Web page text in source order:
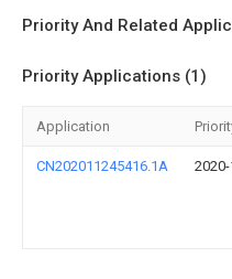
Priority And Related
Priority Applications (1)
Application
CN202011245416.1A